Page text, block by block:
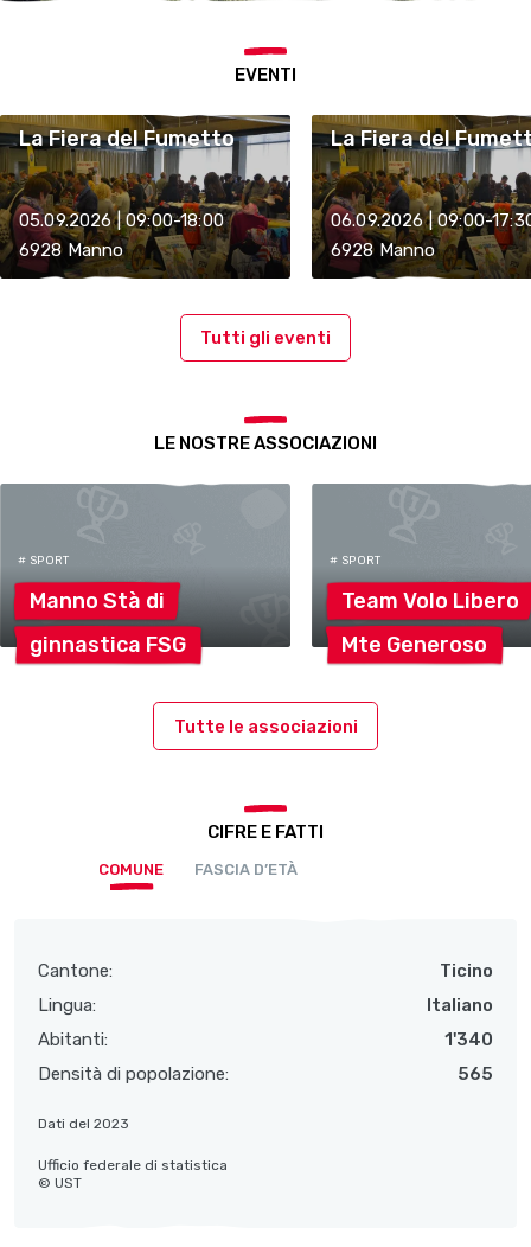
EVENTI
La Fiera del Fumetto
05.09.2026 | 09:00-18:00
6928 Manno
La Fiera del
06.09.2026 | 09:00-
6928 Manno
Tutti gli eventi
LE NOSTRE ASSOCIAZIONI
# SPORT
Manno Stà di
ginnastica FSG
# SPORT
Team Volo Libero
Mte Generoso
Tutte le associazioni
CIFRE E FATTI
COMUNE FASCIA D’ETÀ
Cantone:
Ticino
Lingua:
Italiano
Abitanti:
1'340
Densità di popolazione:
565
Dati del 2023
Ufficio federale di statistica
© UST